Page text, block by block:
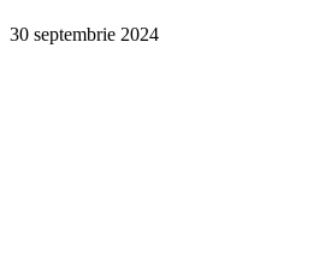
30 septembrie 2024